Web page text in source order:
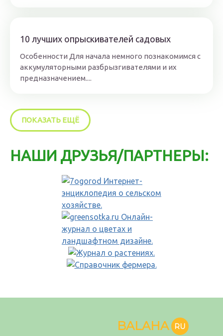
10 лучших опрыскивателей садовых
Особенности Для начала немного познакомимся с
аккумуляторными разбрызгивателями и их
предназначением....
ПОКАЗАТЬ ЕЩЁ
НАШИ ДРУЗЬЯ/ПАРТНЕРЫ:
BALAHA RU